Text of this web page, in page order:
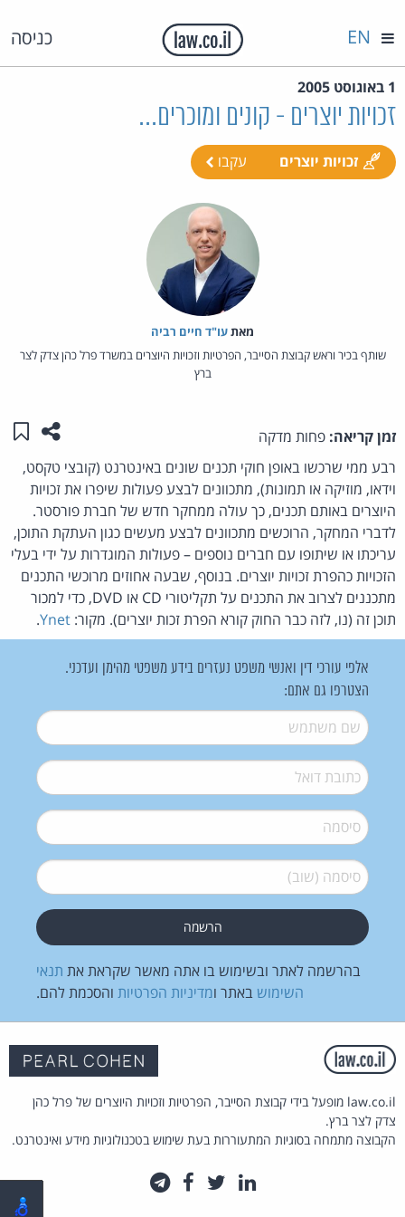
כניסה EN
1 באוגוסט 2005
זכויות יוצרים - קונים ומוכרים...
זכויות יוצרים עקבו
מאת‏עו"ד חיים רביה
שותף בכיר וראש קבוצת הסייבר, הפרטיות וזכויות היוצרים במשרד פרל כהן צדק לצר
ברץ
זמן קריאה: פחות מדקה שתפו
רבע ממי שרכשו באופן חוקי תכנים שונים באינטרנט (קובצי טקסט,
וידאו, מוזיקה או תמונות), מתכוונים לבצע פעולות שיפרו את זכויות
היוצרים באותם תכנים, כך עולה ממחקר חדש של חברת פורסטר.
לדברי המחקר, הרוכשים מתכוונים לבצע מעשים כגון העתקת התוכן,
עריכתו או שיתופו עם חברים נוספים – פעולות המוגדרות על ידי בעלי
הזכויות כהפרת זכויות יוצרים. בנוסף, שבעה אחוזים מרוכשי התכנים
מתכננים לצרוב את התכנים על תקליטורי CD או DVD, כדי למכור
תוכן זה (נו, לזה כבר החוק קורא הפרת זכות יוצרים). מקור: Ynet
.
אלפי עורכי דין ואנשי משפט נעזרים בידע משפטי מהימן ועדכני.
הצטרפו גם אתם:
שם משתמש*
דואל*
סיסמה*
סיסמה (שוב)*
בהרשמה לאתר ובשימוש בו אתה מאשר שקראת את תנאי
השימוש באתר ומדיניות הפרטיות והסכמת להם.
law.co.il מופעל בידי קבוצת הסייבר, הפרטיות וזכויות היוצרים של פרל כהן
צדק לצר ברץ.
הקבוצה מתמחה בסוגיות המתעוררות בעת שימוש בטכנולוגיות מידע ואינטרנט.
לינקדאין
טוויטרפייסבוק